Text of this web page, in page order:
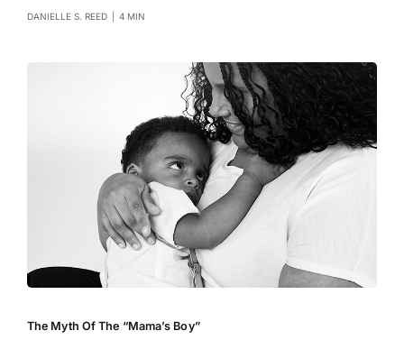
DANIELLE S. REED 4 MIN
The Myth Of The “Mama’s Boy”